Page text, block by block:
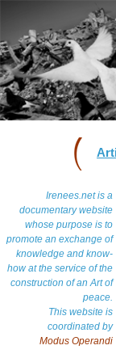
Irenees.net is a
documentary website
whose purpose is to
promote an exchange of
knowledge and know-
how at the service of the
construction of an Art of
peace.
This website is
coordinated by
Modus Operandi